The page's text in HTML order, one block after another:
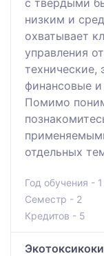
низким и
охватывает
управления
технические,
финансовые
Помимо
отдельных
Год обучения - 1
Семестр - 2
Кредитов - 5